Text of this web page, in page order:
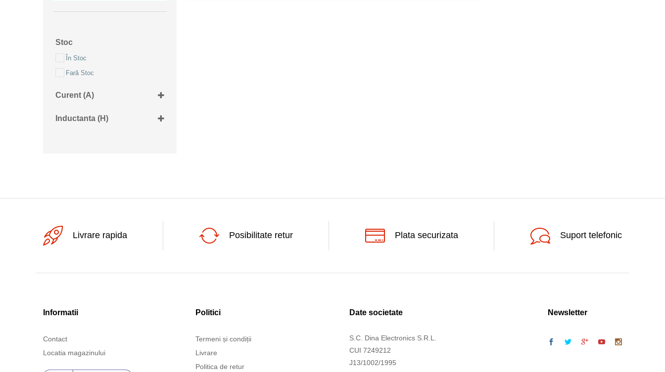
Stoc
În Stoc
Fară Stoc
Curent (A)
Inductanta (H)
Livrare rapida Posibilitate retur Plata securizata Suport telefonic
Informatii
Contact
Locatia magazinului
Politici
Termeni și condiții
Livrare
Politica de retur
Date societate
S.C. Dina Electronics S.R.L.
CUI 7249212
J13/1002/1995
Newsletter